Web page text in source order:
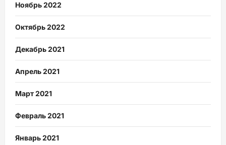
Ноябрь 2022
Октябрь 2022
Декабрь 2021
Апрель 2021
Март 2021
Февраль 2021
Январь 2021